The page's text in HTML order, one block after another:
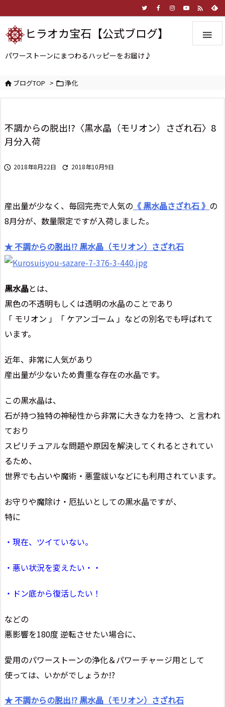


ヒラオカ宝石【公式ブログ】
パワーストーンにまつわるハッピーをお届け♪
ブログTOP > 浄化
不調からの脱出!?〈黒水晶（モリオン）さざれ石〉8
月分入荷
 2018年8月22日  2018年10月9日
産出量が少なく、毎回完売で人気の 《 黒水晶さざれ石 》 の
8月分が、数量限定ですが入荷しました。
★ 不調からの脱出!? 黒水晶（モリオン）さざれ石
黒水晶とは、
黒色の不透明もしくは透明の水晶のことであり
「 モリオン 」「 ケアンゴーム 」などの別名でも呼ばれて
います。
近年、非常に人気があり
産出量が少ないため貴重な存在の水晶です。
この黒水晶は、
石が持つ独特の神秘性から非常に大きな力を持つ、と言われ
ており
スピリチュアルな問題や原因を解決してくれるとされてい
るため、
世界でも占いや魔術・悪霊祓いなどにも利用されています。
お守りや魔除け・厄払いとしての黒水晶ですが、
特に
・現在、ツイていない。
・悪い状況を変えたい・・
・ドン底から復活したい！
などの
悪影響を180度 逆転させたい場合に、
愛用のパワーストーンの浄化＆パワーチャージ用として
使っては、いかがでしょうか!?
★ 不調からの脱出!? 黒水晶（モリオン）さざれ石